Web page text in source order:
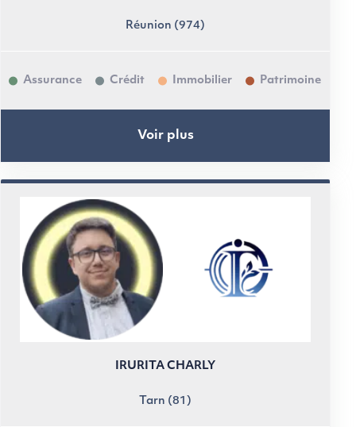
Réunion (974)
Assurance Crédit Immobilier Patrimoine
Voir plus
IRURITA CHARLY
Tarn (81)